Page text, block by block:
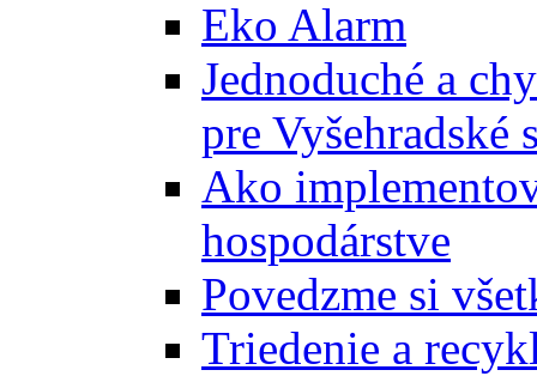
Eko Alarm
Jednoduché a
pre Vyšehradské
Ako
hospodárstve
Povedzme si
Triedenie a